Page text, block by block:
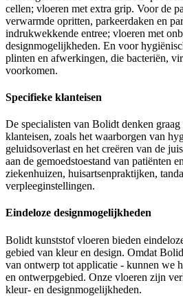
cellen; vloeren met extra grip. Voor de
verwarmde opritten, parkeerdaken en
indrukwekkende entree; vloeren met
designmogelijkheden. En voor
plinten en afwerkingen, die bacteriën,
voorkomen.
Specifieke klanteisen
De specialisten van Bolidt denken
klanteisen, zoals het waarborgen van
geluidsoverlast en het creëren van de
aan de gemoedstoestand van patiënten
ziekenhuizen, huisartsenpraktijken,
verpleeginstellingen.
Eindeloze designmogelijkheden
Bolidt kunststof vloeren bieden
gebied van kleur en design. Omdat
van ontwerp tot applicatie - kunnen we
en ontwerpgebied. Onze vloeren zijn
kleur- en designmogelijkheden.